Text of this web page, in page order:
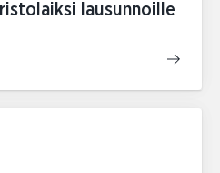
lausunnoille